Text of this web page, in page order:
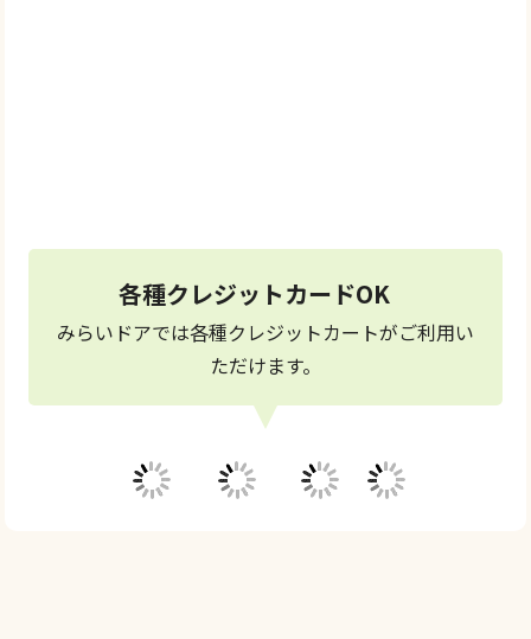
24時間受付中
各種クレジットカードOK
みらいドアでは各種クレジットカートがご利用い
ただけます。